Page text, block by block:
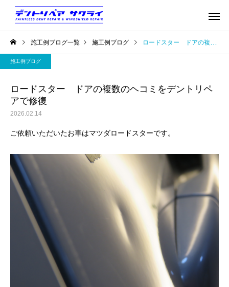
施工例ブログ一覧 施工例ブログ ロードスター ドアの複数のヘコミをデントリペアで修復
施工例ブログ
ロードスター ドアの複数のヘコミをデントリペ
アで修復
2026.02.14
ご依頼いただいたお車はマツダロードスターです。